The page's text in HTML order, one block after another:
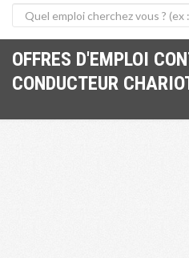
OFFRES D'EMPLOI
CONDUCTEUR